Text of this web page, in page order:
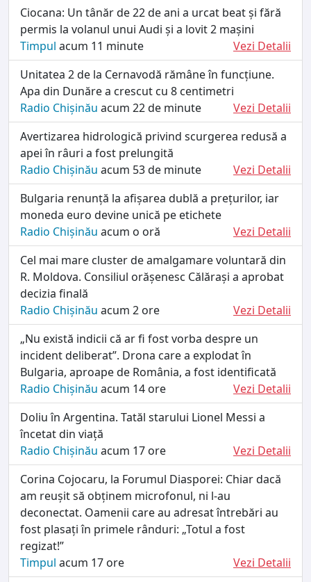
Ciocana: Un tânăr de 22 de ani a urcat beat și fără
permis la volanul unui Audi și a lovit 2 mașini
Timpul acum 11 minute
Vezi Detalii
Unitatea 2 de la Cernavodă rămâne în funcțiune.
Apa din Dunăre a crescut cu 8 centimetri
Radio Chișinău acum 22 de minute
Vezi Detalii
Avertizarea hidrologică privind scurgerea redusă a
apei în râuri a fost prelungită
Radio Chișinău acum 53 de minute
Vezi Detalii
Bulgaria renunță la afișarea dublă a prețurilor, iar
moneda euro devine unică pe etichete
Radio Chișinău acum o oră
Vezi Detalii
Cel mai mare cluster de amalgamare voluntară din
R. Moldova. Consiliul orășenesc Călărași a aprobat
decizia finală
Radio Chișinău acum 2 ore
Vezi Detalii
„Nu există indicii că ar fi fost vorba despre un
incident deliberat”. Drona care a explodat în
Bulgaria, aproape de România, a fost identificată
Radio Chișinău acum 14 ore
Vezi Detalii
Doliu în Argentina. Tatăl starului Lionel Messi a
încetat din viață
Radio Chișinău acum 17 ore
Vezi Detalii
Corina Cojocaru, la Forumul Diasporei: Chiar dacă
am reușit să obținem microfonul, ni l-au
deconectat. Oamenii care au adresat întrebări au
fost plasați în primele rânduri: „Totul a fost
regizat!”
Timpul acum 17 ore
Vezi Detalii